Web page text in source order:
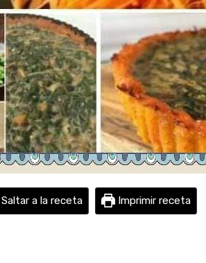
Saltar a la receta Imprimir receta